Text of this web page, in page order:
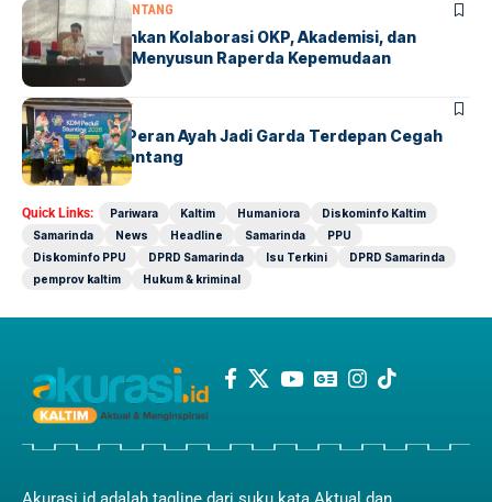
BONTANG DPRD BONTANG
Winardi Tekankan Kolaborasi OKP, Akademisi, dan
Pemda dalam Menyusun Raperda Kepemudaan
BONTANGSOCIETY
KDM Dorong Peran Ayah Jadi Garda Terdepan Cegah
Stunting di Bontang
Quick Links: Pariwara Kaltim Humaniora
Diskominfo Kaltim
Samarinda
News Headline Samarinda
PPU
Diskominfo PPU
DPRD Samarinda Isu Terkini
DPRD Samarinda
pemprov kaltim
Hukum & kriminal